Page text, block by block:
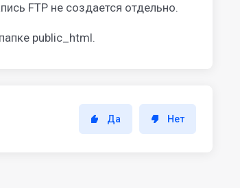
FTP не создается отдельно.
public_html.
Да Нет